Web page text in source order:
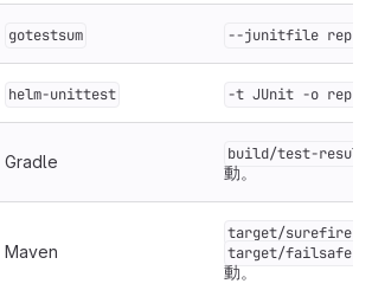
gotestsum --junitfile
helm-unittest -t JUnit -o
Gradle build/test-
動。
Maven
target/surefire-
target/failsafe-
動。